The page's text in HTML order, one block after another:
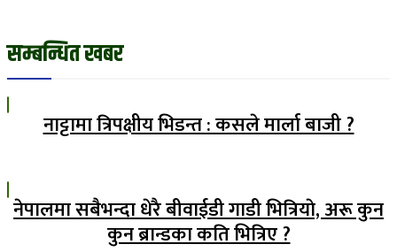
सम्बन्धित खबर
नाट्टामा त्रिपक्षीय भिडन्त : कसले मार्ला बाजी ?
नेपालमा सबैभन्दा धेरै बीवाईडी गाडी भित्रियाे, अरू कुन
कुन ब्रान्डका कति भित्रिए ?